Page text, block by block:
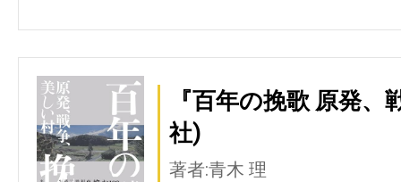
『百年の挽歌 原発
社)
著者:青木 理